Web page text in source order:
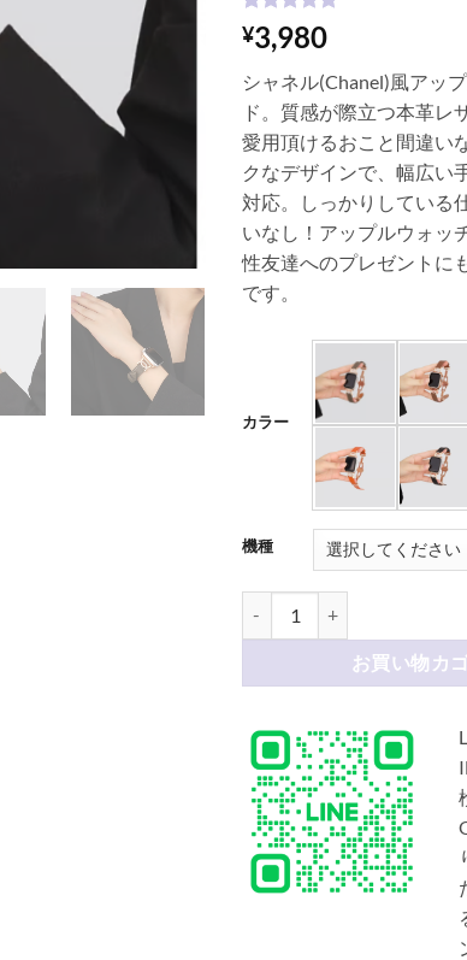
1
件の利用者
評価に基づ
価のうち、
5点
¥3,980
シャネル(Chanel)風アッ
ド。質感が際立つ本革レ
愛用頂けるおこと間違い
クなデザインで、幅広い
対応。しっかりしている
いなし！アップルウォッ
性友達へのプレゼントに
です。
カラー
機種
お買い物カ